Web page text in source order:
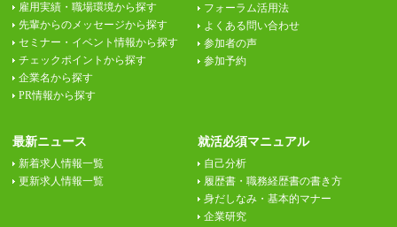
雇用実績・職場環境から探す
先輩からのメッセージから探す
セミナー・イベント情報から探す
チェックポイントから探す
企業名から探す
PR情報から探す
フォーラム活用法
よくある問い合わせ
参加者の声
参加予約
最新ニュース
新着求人情報一覧
更新求人情報一覧
就活必須マニュアル
自己分析
履歴書・職務経歴書の書き方
身だしなみ・基本的マナー
企業研究